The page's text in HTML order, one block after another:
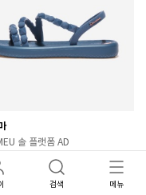
솔 플랫폼 AD
원[74%]
검색 메뉴